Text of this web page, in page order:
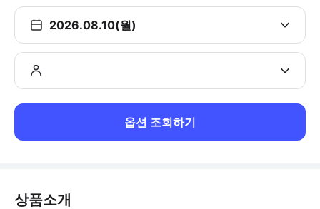
2026.08.10(월)
옵션 조회하기
상품소개